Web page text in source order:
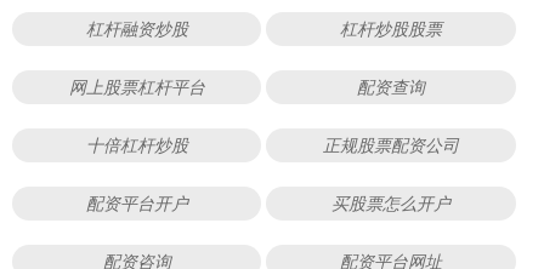
杠杆融资炒股 杠杆炒股股票
网上股票杠杆平台 配资查询
十倍杠杆炒股 正规股票配资公司
配资平台开户 买股票怎么开户
配资咨询 配资平台网址